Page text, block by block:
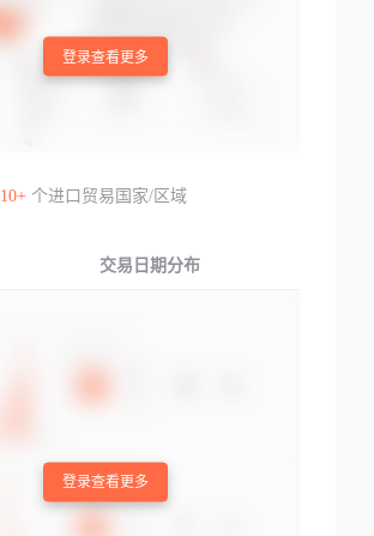
登录查看更多
10+个进口贸易国家/区域
交易日期分布
登录查看更多